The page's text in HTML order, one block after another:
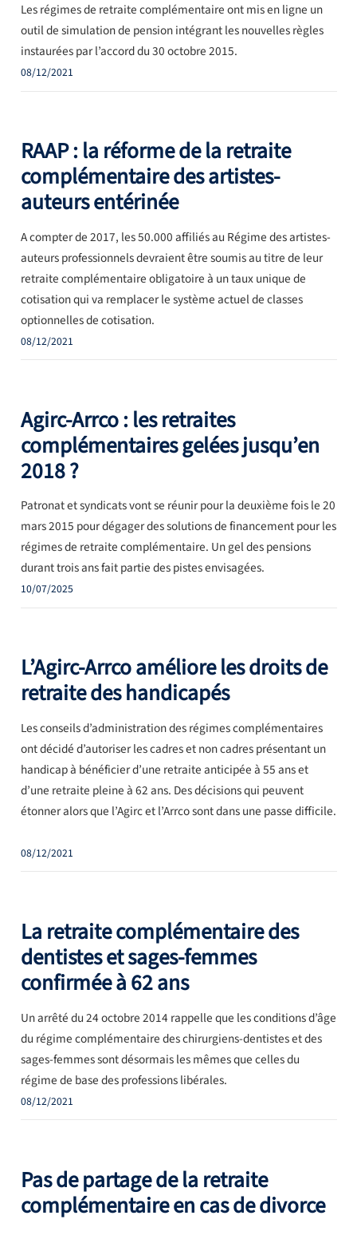
Les régimes de retraite complémentaire ont mis en ligne un
outil de simulation de pension intégrant les nouvelles règles
instaurées par l’accord du 30 octobre 2015.
08/12/2021
RAAP : la réforme de la retraite
complémentaire des artistes-
auteurs entérinée
A compter de 2017, les 50.000 affiliés au Régime des artistes-
auteurs professionnels devraient être soumis au titre de leur
retraite complémentaire obligatoire à un taux unique de
cotisation qui va remplacer le système actuel de classes
optionnelles de cotisation.
08/12/2021
Agirc-Arrco : les retraites
complémentaires gelées jusqu’en
2018 ?
Patronat et syndicats vont se réunir pour la deuxième fois le 20
mars 2015 pour dégager des solutions de financement pour les
régimes de retraite complémentaire. Un gel des pensions
durant trois ans fait partie des pistes envisagées.
10/07/2025
L’Agirc-Arrco améliore les droits de
retraite des handicapés
Les conseils d’administration des régimes complémentaires
ont décidé d’autoriser les cadres et non cadres présentant un
handicap à bénéficier d’une retraite anticipée à 55 ans et
d’une retraite pleine à 62 ans. Des décisions qui peuvent
étonner alors que l’Agirc et l’Arrco sont dans une passe difficile.
08/12/2021
La retraite complémentaire des
dentistes et sages-femmes
confirmée à 62 ans
Un arrêté du 24 octobre 2014 rappelle que les conditions d’âge
du régime complémentaire des chirurgiens-dentistes et des
sages-femmes sont désormais les mêmes que celles du
régime de base des professions libérales.
08/12/2021
Pas de partage de la retraite
complémentaire en cas de divorce